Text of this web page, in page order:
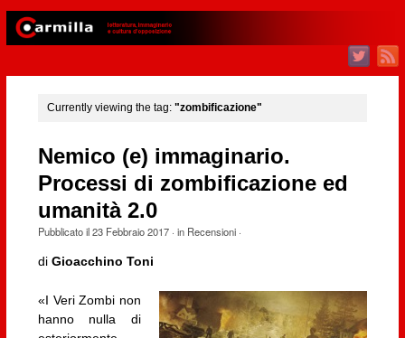
Currently viewing the tag: "zombificazione"
Nemico (e) immaginario.
Processi di zombificazione ed
umanità 2.0
Pubblicato il23 Febbraio 2017· in Recensioni·
di Gioacchino Toni
«I Veri Zombi non
hanno nulla di